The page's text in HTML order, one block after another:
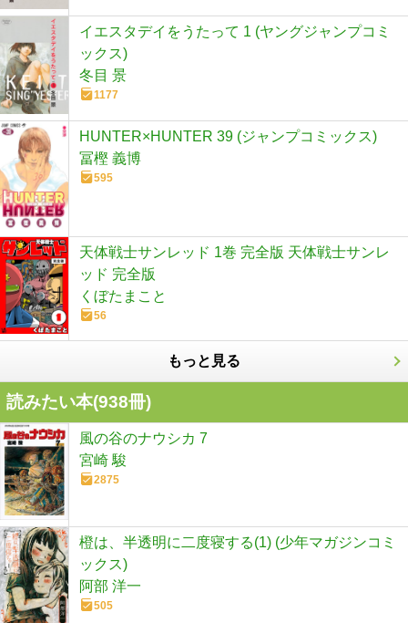
イエスタデイをうたって 1 (ヤングジャンプコミ
ックス)
冬目 景
1177
HUNTER×HUNTER 39 (ジャンプコミックス)
冨樫 義博
595
天体戦士サンレッド 1巻 完全版 天体戦士サンレ
ッド 完全版
くぼたまこと
56
もっと見る
読みたい本(938冊)
風の谷のナウシカ 7
宮崎 駿
2875
橙は、半透明に二度寝する(1) (少年マガジンコミ
ックス)
阿部 洋一
505